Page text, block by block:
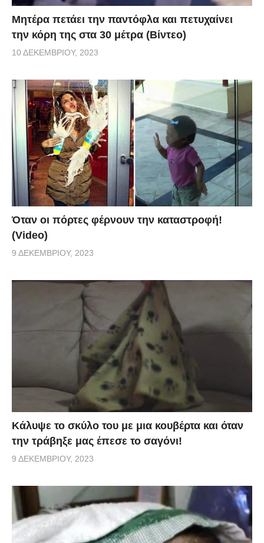
Μητέρα πετάει την παντόφλα και πετυχαίνει
την κόρη της στα 30 μέτρα (Βίντεο)
10 ΔΕΚΕΜΒΡΊΟΥ, 2023
Όταν οι πόρτες φέρνουν την καταστροφή!
(Video)
9 ΔΕΚΕΜΒΡΊΟΥ, 2023
Κάλυψε το σκύλο του με μια κουβέρτα και όταν
την τράβηξε μας έπεσε το σαγόνι!
9 ΔΕΚΕΜΒΡΊΟΥ, 2023